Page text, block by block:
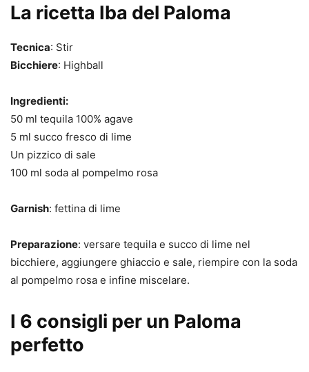
La ricetta Iba del Paloma
Tecnica: Stir
Bicchiere: Highball
Ingredienti:
50 ml tequila 100% agave
5 ml succo fresco di lime
Un pizzico di sale
100 ml soda al pompelmo rosa
Garnish: fettina di lime
Preparazione: versare tequila e succo di lime nel
bicchiere, aggiungere ghiaccio e sale, riempire con la soda
al pompelmo rosa e infine miscelare.
I 6 consigli per un Paloma
perfetto